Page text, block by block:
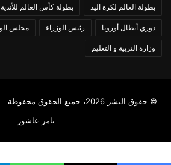
بطولة العالم لكرة اليد بطولة كأس العالم للأندية
دوري أبطال أوروبا رئيس الوزراء مجلس
وزارة التربية و التعليم
© حقوق النشر 2026، جميع الحقوق محفوظة |
تامر عاشور